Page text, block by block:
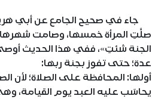
جاء في صحيح الجامع عن أبي
صلَّتِ المرأة خمسها، وصامت
الجنة شئتِ»، ففي هذا الحديث
عدة؛ حتى تفوز بجنة ربها:
أولها: المحافظة على الصلاة؛ لأن
يحاسَب عليه العبد يوم القيامة،